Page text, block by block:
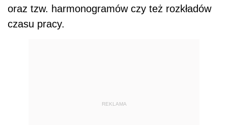
oraz tzw. harmonogramów czy też rozkładów
czasu pracy.
REKLAMA